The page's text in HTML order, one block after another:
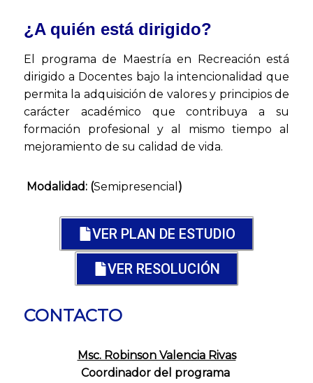
¿A quién está dirigido?
El programa de Maestría en Recreación está
dirigido a Docentes bajo la intencionalidad que
permita la adquisición de valores y principios de
carácter académico que contribuya a su
formación profesional y al mismo tiempo al
mejoramiento de su calidad de vida.
Modalidad: (Semipresencial )
VER PLAN DE ESTUDIO
VER RESOLUCIÓN
CONTACTO
Msc. Robinson Valencia Rivas
Coordinador del programa